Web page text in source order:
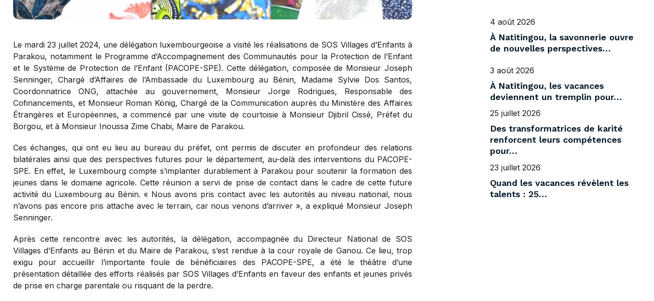
Le mardi 23 juillet 2024, une délégation luxembourgeoise a visité les réalisations de SOS Villages d’Enfants à
Parakou, notamment le Programme d’Accompagnement des Communautés pour la Protection de l’Enfant
et le Système de Protection de l’Enfant (PACOPE-SPE). Cette délégation, composée de Monsieur Joseph
Senninger, Chargé d’Affaires de l’Ambassade du Luxembourg au Bénin, Madame Sylvie Dos Santos,
Coordonnatrice ONG, attachée au gouvernement, Monsieur Jorge Rodrigues, Responsable des
Cofinancements, et Monsieur Roman König, Chargé de la Communication auprès du Ministère des Affaires
Étrangères et Européennes, a commencé par une visite de courtoisie à Monsieur Djibril Cissé, Préfet du
Borgou, et à Monsieur Inoussa Zime Chabi, Maire de Parakou.
Ces échanges, qui ont eu lieu au bureau du préfet, ont permis de discuter en profondeur des relations
bilatérales ainsi que des perspectives futures pour le département, au-delà des interventions du PACOPE-
SPE. En effet, le Luxembourg compte s’implanter durablement à Parakou pour soutenir la formation des
jeunes dans le domaine agricole. Cette réunion a servi de prise de contact dans le cadre de cette future
activité du Luxembourg au Bénin. « Nous avons pris contact avec les autorités au niveau national, nous
n’avons pas encore pris attache avec le terrain, car nous venons d’arriver », a expliqué Monsieur Joseph
Senninger.
Après cette rencontre avec les autorités, la délégation, accompagnée du Directeur National de SOS
Villages d’Enfants au Bénin et du Maire de Parakou, s’est rendue à la cour royale de Ganou. Ce lieu, trop
exigu pour accueillir l’importante foule de bénéficiaires des PACOPE-SPE, a été le théâtre d’une
présentation détaillée des efforts réalisés par SOS Villages d’Enfants en faveur des enfants et jeunes privés
de prise en charge parentale ou risquant de la perdre.
4 août 2026
À Natitingou, la savonnerie ouvre
de nouvelles perspectives…
3 août 2026
À Natitingou, les vacances
deviennent un tremplin pour…
25 juillet 2026
Des transformatrices de karité
renforcent leurs compétences
pour…
23 juillet 2026
Quand les vacances révèlent les
talents : 25…